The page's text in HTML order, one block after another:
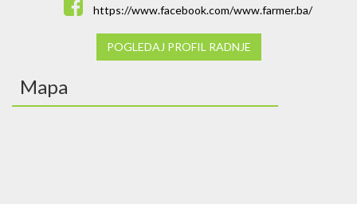
https://www.facebook.com/www.farmer.ba/
POGLEDAJ PROFIL RADNJE
Mapa